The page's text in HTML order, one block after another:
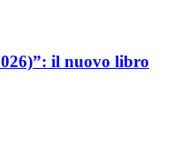
il nuovo libro